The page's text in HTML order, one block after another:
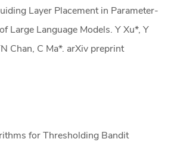
Layer Placement in Parameter-
Large Language Models. Y Xu*, Y
Chan, C Ma*. arXiv preprint
for Thresholding Bandit